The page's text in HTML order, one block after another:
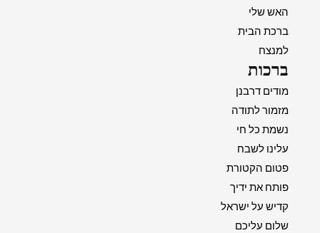
האש שלי
ברכת הבית
למנצח
ברכות
מודים דרבנן
מזמור לתודה
נשמת כל חי
עלינו לשבח
פטום הקטורת
פותח את ידיך
קדיש על ישראל
שלום עליכם